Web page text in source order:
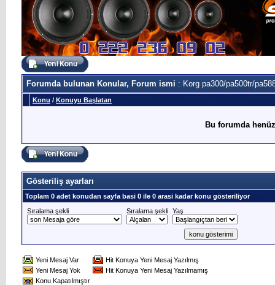
Forumda bulunan Konular, Forum ismi : Korg pa300/pa500tr/
Konu / Konuyu Başlatan
Bu forumda
Gösteriliş ayarları
Toplam 0 adet konudan sayfa basi 0 ile 0 arasi kadar konu gösteriliyor
Sıralama şekli
Sıralama şekli Yaş
Yeni Mesaj Var
Hit Konuya Yeni Mesaj Yazılmış
Yeni Mesaj Yok
Hit Konuya Yeni Mesaj Yazılmamış
Konu Kapatılmıştır